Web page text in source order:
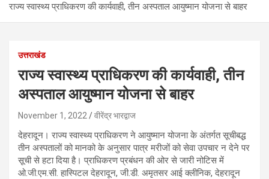
राज्य स्वास्थ्य प्राधिकरण की कार्यवाही, तीन अस्पताल आयुष्मान योजना से बाहर
उत्तराखंड
राज्य स्वास्थ्य प्राधिकरण की कार्यवाही, तीन
अस्पताल आयुष्मान योजना से बाहर
November 1, 2022 वीरेंद्र भारद्वाज
देहरादून। राज्य स्वास्थ्य प्राधिकरण ने आयुष्मान योजना के अंतर्गत सूचीबद्ध
तीन अस्पतालों को मानको के अनुसार पात्र मरीजों को सेवा उपचार न देने पर
सूची से हटा दिया है। प्राधिकरण प्रबंधन की ओर से जारी नोटिस में
ओ.जी.एम.सी. हास्पिटल देहरादून, जी.डी. अमृतसर आई क्लीनिक, देहरादून